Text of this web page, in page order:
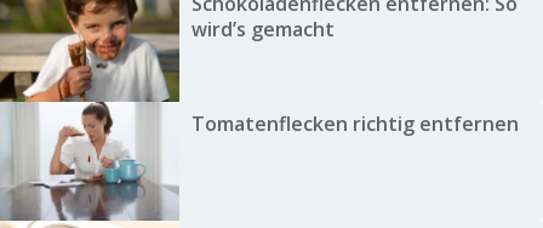
wird’s gemacht
Tomatenflecken richtig entfernen